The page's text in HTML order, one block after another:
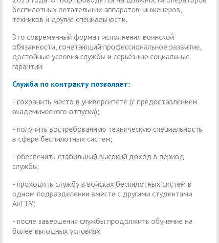
беспилотных летательных аппаратов, инженеров,
техников и другие специальности.
Это современный формат исполнения воинской
обязанности, сочетающий профессиональное развитие,
достойные условия службы и серьёзные социальные
гарантии.
Служба по контракту позволяет:
- сохранить место в университете (с предоставлением
академического отпуска);
- получить востребованную техническую специальность
в сфере беспилотных систем;
- обеспечить стабильный высокий доход в период
службы;
- проходить службу в войсках беспилотных систем в
одном подразделении вместе с другими студентами
АнГТУ;
- после завершения службы продолжить обучение на
более выгодных условиях.